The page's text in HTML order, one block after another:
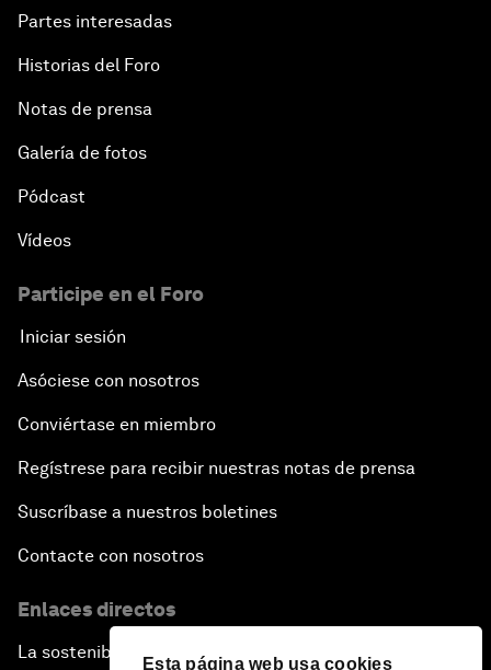
Esta página web usa cookies
Partes interesadas
Historias del Foro
Notas de prensa
Galería de fotos
Pódcast
Vídeos
Participe en el Foro
Iniciar sesión
Asóciese con nosotros
Conviértase en miembro
Regístrese para recibir nuestras notas de prensa
Suscríbase a nuestros boletines
Contacte con nosotros
Enlaces directos
La sostenibilidad en el Foro